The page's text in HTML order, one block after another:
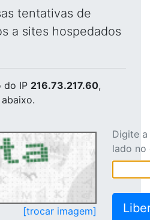
tentativas de
a sites hospedados
do IP 216.73.217.60,
[trocar imagem]
Digite
lado no